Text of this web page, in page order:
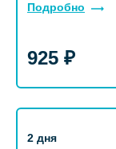
Подробно
925 ₽
2 дня